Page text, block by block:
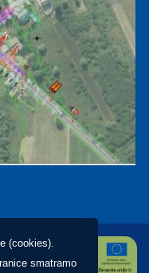
(cookies).
smatramo